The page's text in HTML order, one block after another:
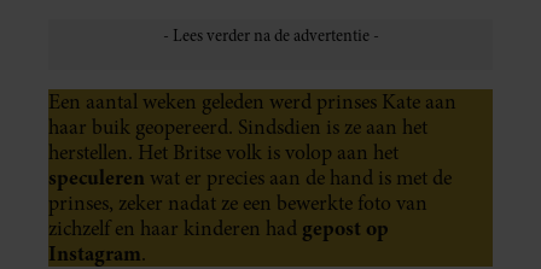
Een aantal weken geleden werd prinses Kate aan
haar buik geopereerd. Sindsdien is ze aan het
herstellen. Het Britse volk is volop aan het
speculeren wat er precies aan de hand is met de
prinses, zeker nadat ze een bewerkte foto van
zichzelf en haar kinderen had gepost op
Instagram.